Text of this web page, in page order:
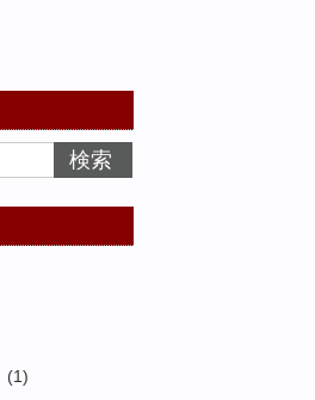
(1)